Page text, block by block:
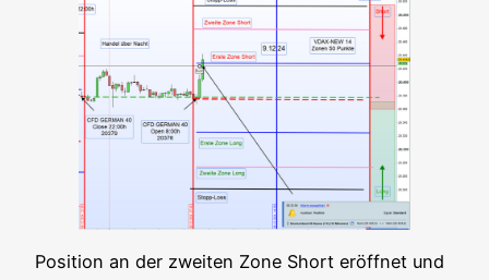
Posi­ti­on an der zwei­ten Zone Short eröff­net und